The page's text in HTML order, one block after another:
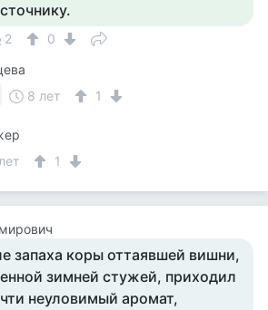
2 0
8 лет 1
1
запаха коры оттаявшей вишни,
зимней стужей, приходил
неуловимый аромат,